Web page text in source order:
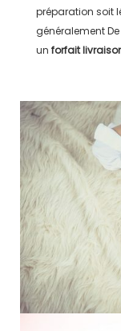
préparation soit
généralement
un forfait